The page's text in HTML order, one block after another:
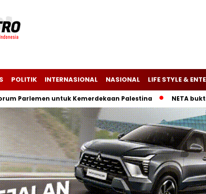
POLITIK INTERNASIONAL NASIONAL LIFE STYLE &
untuk Kemerdekaan Palestina NETA buktikan